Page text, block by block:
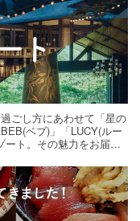
ごし方にあわせて「星の
ベブ)」「LUCY(ルー
ート。その魅力をお届け